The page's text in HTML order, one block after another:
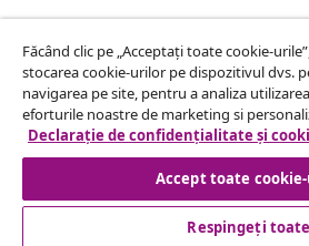
Făcând clic pe „Acceptați toate cookie-
stocarea cookie-urilor pe dispozitivul dvs.
navigarea pe site, pentru a analiza
eforturile noastre de marketing si
Declarație de confidențialitate și
Accept toate
Respingeți toate